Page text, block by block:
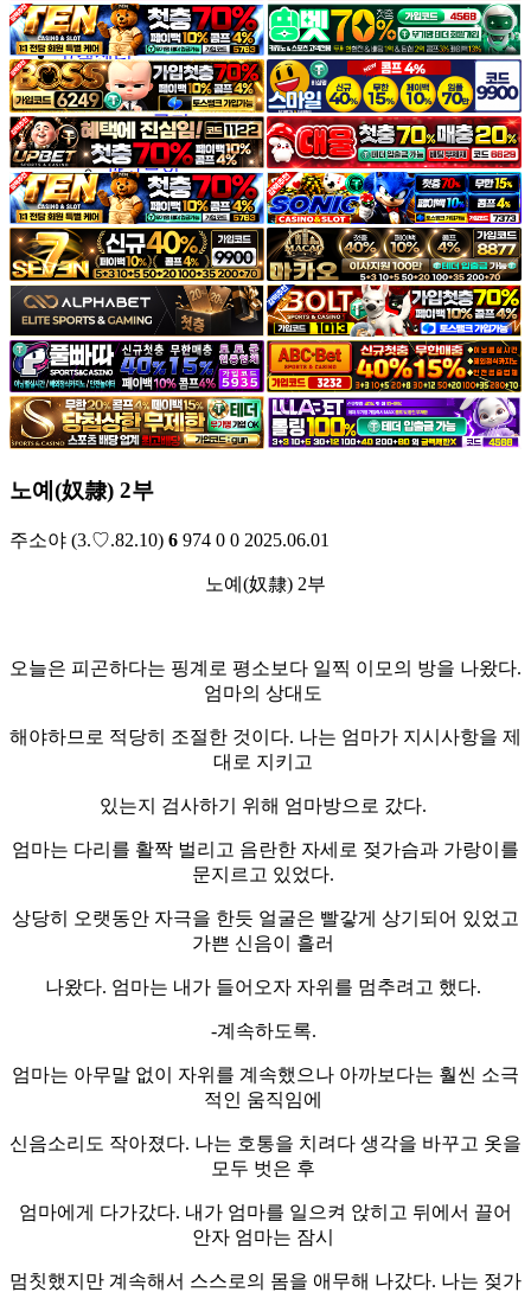
야썰
고객센터
공지&이벤트
공지
1:1문의
광고문의
노예(奴隸) 2부
주소야 (3.♡.82.10) 6 974 0 0 2025.06.01
노예(奴隸) 2부
오늘은 피곤하다는 핑계로 평소보다 일찍 이모의 방을 나왔다.
엄마의 상대도
해야하므로 적당히 조절한 것이다. 나는 엄마가 지시사항을 제
대로 지키고
있는지 검사하기 위해 엄마방으로 갔다.
엄마는 다리를 활짝 벌리고 음란한 자세로 젖가슴과 가랑이를
문지르고 있었다.
상당히 오랫동안 자극을 한듯 얼굴은 빨갛게 상기되어 있었고
가쁜 신음이 흘러
나왔다. 엄마는 내가 들어오자 자위를 멈추려고 했다.
-계속하도록.
엄마는 아무말 없이 자위를 계속했으나 아까보다는 훨씬 소극
적인 움직임에
신음소리도 작아졌다. 나는 호통을 치려다 생각을 바꾸고 옷을
모두 벗은 후
엄마에게 다가갔다. 내가 엄마를 일으켜 앉히고 뒤에서 끌어
안자 엄마는 잠시
멈칫했지만 계속해서 스스로의 몸을 애무해 나갔다. 나는 젖가